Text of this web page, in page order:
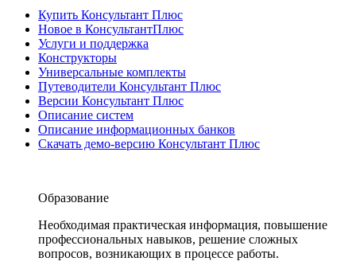
Купить Консультант Плюс
Новое в КонсультантПлюс
Услуги и поддержка
Конструкторы
Универсальные комплекты
Путеводители Консультант Плюс
Версии Консультант Плюс
Описание систем
Описание информационных банков
Скачать демо-версию Консультант Плюс
Образование
Необходимая практическая информация, повышение
профессиональных навыков, решение сложных
вопросов, возникающих в процессе работы.